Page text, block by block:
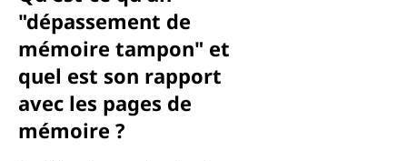
"dépassement de
mémoire tampon" et
quel est son rapport
avec les pages de
mémoire ?